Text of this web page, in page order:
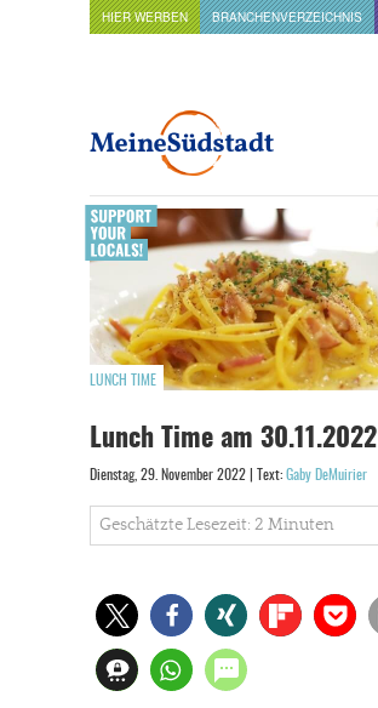
HIER WERBEN BRANCHENVERZEICHNIS
LUNCH TIME
Lunch Time am 30.11.2022
Dienstag, 29. November 2022 | Text: Gaby DeMuirier
Geschätzte Lesezeit: 2 Minuten